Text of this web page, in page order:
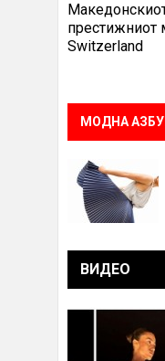
престижниот
Switzerland
МОДНА
ВИДЕО